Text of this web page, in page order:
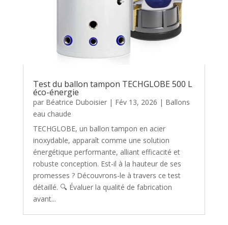
Test du ballon tampon TECHGLOBE 500 L
éco-énergie
par Béatrice Duboisier| Fév 13, 2026 | Ballons
eau chaude
TECHGLOBE, un ballon tampon en acier
inoxydable, apparaît comme une solution
énergétique performante, alliant efficacité et
robuste conception. Est-il à la hauteur de ses
promesses ? Découvrons-le à travers ce test
détaillé. 🔍 Évaluer la qualité de fabrication
avant...